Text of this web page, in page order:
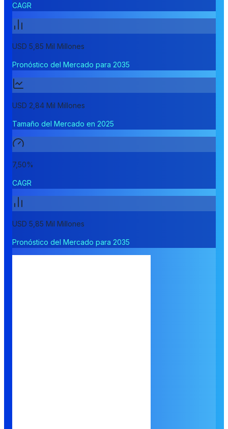
CAGR
USD 5,85 Mil Millones
Pronóstico del Mercado para 2035
USD 2,84 Mil Millones
Tamaño del Mercado en 2025
7,50%
CAGR
USD 5,85 Mil Millones
Pronóstico del Mercado para 2035